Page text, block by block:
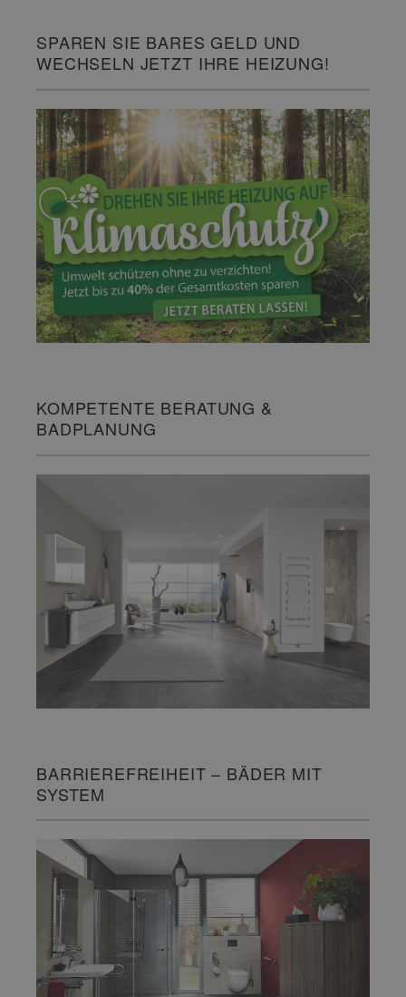
SPAREN SIE BARES GELD UND
WECHSELN JETZT IHRE HEIZUNG!
KOMPETENTE BERATUNG &
BADPLANUNG
BARRIEREFREIHEIT – BÄDER MIT
SYSTEM